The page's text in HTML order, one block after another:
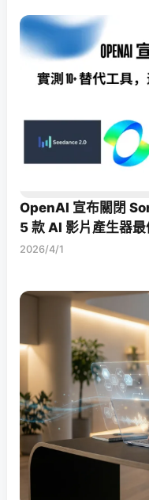
OpenAI 宣布關閉
5 款 AI 影片產生器最
2026/4/1